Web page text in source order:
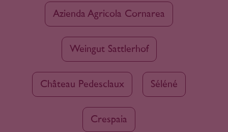
Azienda Agricola Cornarea
Weingut Sattlerhof
Château Pedesclaux Séléné
Crespaia